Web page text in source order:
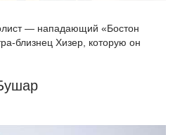
— нападающий «Бостон
близнец Хизер, которую он